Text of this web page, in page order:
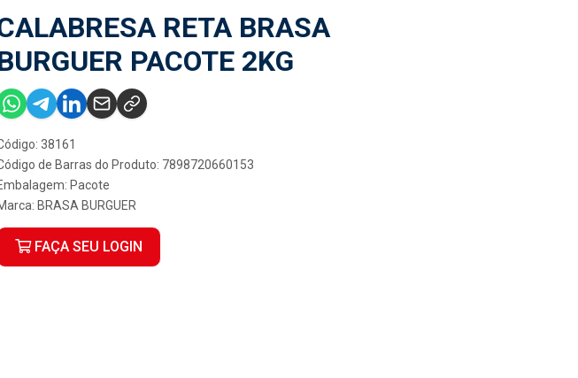
RETA BRASA
PACOTE 2KG
38161
de Barras do Produto: 7898720660153
Pacote
BRASA BURGUER
FAÇA SEU LOGIN